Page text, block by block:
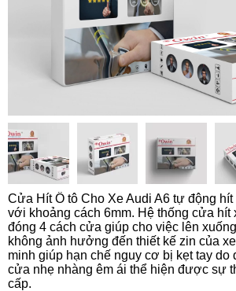
Cửa Hít Ô tô Cho Xe Audi A6 tự động
với khoảng cách 6mm. Hệ thống cửa hít
đóng 4 cách cửa giúp cho việc lên
không ảnh hưởng đến thiết kế zin của
minh giúp hạn chế nguy cơ bị kẹt tay do
cửa nhẹ nhàng êm ái thể hiện được sự
cấp.